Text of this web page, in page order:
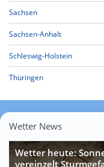
Sachsen
Sachsen-Anhalt
Schleswig-Holstein
Thüringen
Wetter News
Wetter heute:
vereinzelt